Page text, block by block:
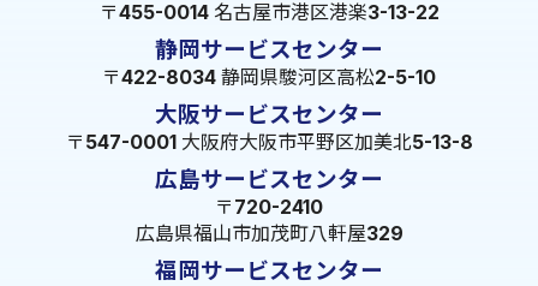
〒455-0014 名古屋市港区港楽3-13-22
静岡サービスセンター
〒422-8034 静岡県駿河区高松2-5-10
大阪サービスセンター
〒547-0001 大阪府大阪市平野区加美北5-13-8
広島サービスセンター
〒720-2410
広島県福山市加茂町八軒屋329
福岡サービスセンター